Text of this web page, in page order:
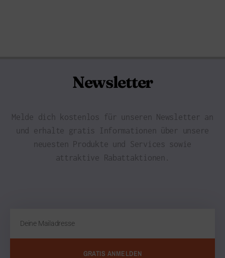
Newsletter
Melde dich kostenlos für unseren Newsletter an
und erhalte gratis Informationen über unsere
neuesten Produkte und Services sowie
attraktive Rabattaktionen.
GRATIS ANMELDEN